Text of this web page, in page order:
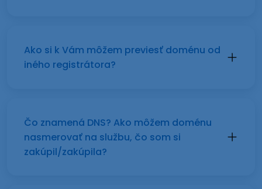
Ako si k Vám môžem previesť doménu od
iného registrátora?
Čo znamená DNS? Ako môžem doménu
nasmerovať na službu, čo som si
zakúpil/zakúpila?